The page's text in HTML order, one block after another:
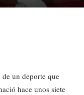
un deporte que
hace unos siete